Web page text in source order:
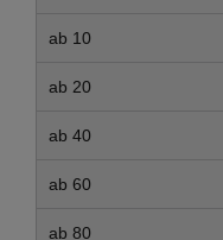
ab 10
ab 20
ab 40
ab 60
ab 80